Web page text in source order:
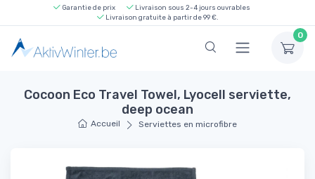
Garantie de prix
Livraison sous 2-4 jours ouvrables
Livraison gratuite à partir de 99 €.
0
Cocoon Eco Travel Towel, Lyocell serviette,
deep ocean
Accueil Serviettes en microfibre